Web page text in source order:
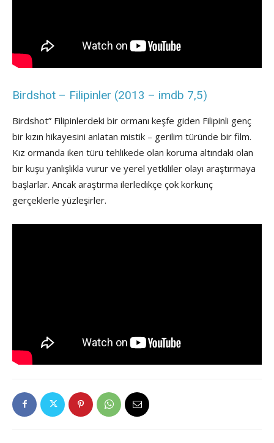
Birdshot – Filipinler (2013 – imdb 7,5)
Birdshot” Filipinlerdeki bir ormanı keşfe giden Filipinli genç
bir kızın hikayesini anlatan mistik – gerilim türünde bir film.
Kız ormanda iken türü tehlikede olan koruma altındaki olan
bir kuşu yanlışlıkla vurur ve yerel yetkililer olayı araştırmaya
başlarlar. Ancak araştırma ilerledikçe çok korkunç
gerçeklerle yüzleşirler.